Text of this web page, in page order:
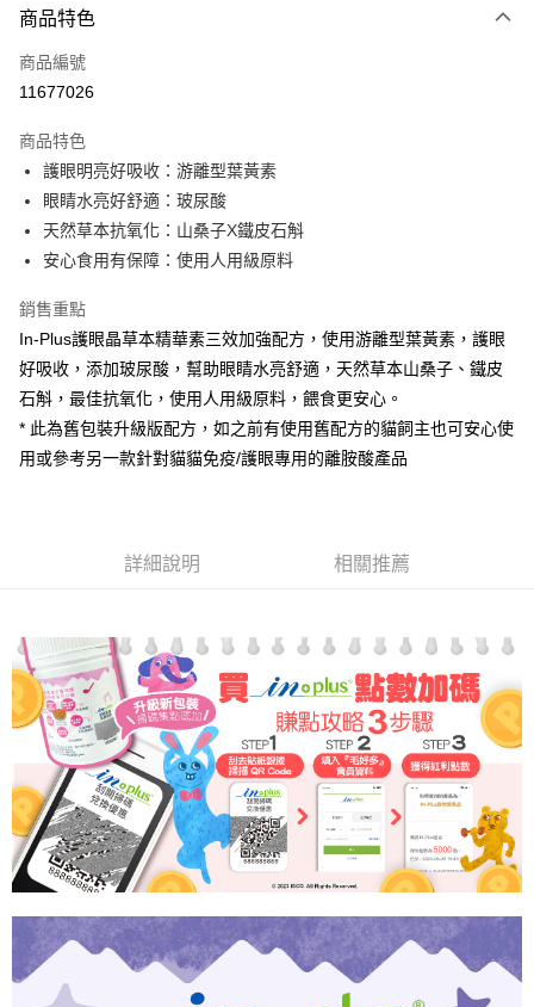
信用卡一次付款
信用卡分期付款
合作金庫商業銀行
華南商業銀行
上海商業儲蓄銀行
國泰世華商業銀行
兆豐國際商業銀行
臺灣中小企業銀行
台中商業銀行
聯邦商業銀行
元大商業銀行
永豐商業銀行
台新國際商業銀行
中國信託商業銀行
台灣樂天信用卡公司
超商取貨付款
LINE Pay
Apple Pay
悠遊付
Google Pay
全盈+PAY
大哥付你分期
2.付款方式選擇「大哥付你分期」，訂單成立後會自動跳轉到大哥付的交易
4.訂單成立30分鐘內，如未前往確認交易或遇審核未通過，訂單將自動取
消。如遇「轉專審核」未通過狀況，表示未達大哥付你分期系統評分，恕無
法說明評估內容。
【繳款方式說明】
1.分期款項不併入電信帳單，「大哥付你分期」於每月結算日後寄送繳費提
醒簡訊。
2.透過簡訊連結打開帳單後，可選擇「超商條碼／台灣大直營門市／銀行轉
帳／街口支付／iPASS MONEY」等通路繳費。
【注意事項】
1.本服務係由「台灣大哥大股份有限公司」（以下簡稱本公司）所提供，讓
用戶於交易時，得透過本服務購買商品或服務，並由商店將買賣／分期付款
2.基於同意付款使用「大哥付你分期」之契約關係目的，商店將以您的個人
資料（包含姓名、電話或地址）提供予台灣大哥大進項蒐集、處理及利用，
由本公司與您本人進行分期帳單所需資料之確認、核對及更正。
3.完整用戶服務條款，請詳閱以下連結：
https://oppay.tw/userRule
便利好安心！
１．簡單：不需註冊會員、不需綁卡、不需儲值。
２．便利：只要手機號碼，簡訊認證，即可結帳。
３．安心：先確認商品／服務後，再付款。
【「AFTEE先享後付」結帳流程】
１．於結帳方式選擇「AFTEE先享後付」後，將跳轉至「AFTEE先享後付」
結帳頁面，進行簡訊認證並確認金額後，即可完成結帳。
２．訂單成立數日內，您將收到繳費通知簡訊。
３．收到繳費通知簡訊後14天內，點擊此簡訊中的連結，可透過四大超商／
ATM／網路銀行／等多元方式進行付款，方視為交易完成。
※ 請注意：結帳手續完成當下不需立刻繳費，但若您需要取消訂單，請聯絡
後付繳納相關費用。
※ 交易是否成功請以「AFTEE先享後付 」之結帳頁面顯示為準，若有關於
是否繳費成功／繳費後需取消欲退款等相關疑問，請聯繫「AFTEE先享後付
客戶支援中心」
https://netprotections.freshdesk.com/support/home
貨到付款
運送方式
全家取貨付款
每筆NT$65，滿NT$1,000(含以上)免運費
付款後全家取貨
每筆NT$65，滿NT$1,000(含以上)免運費
每筆NT$65，滿NT$1,000(含以上)免運費
付款後7-11取貨
商品特色
商品編號
11677026
商品特色
護眼明亮好吸收：游離型葉黃素
眼睛水亮好舒適：玻尿酸
天然草本抗氧化：山桑子X鐵皮石斛
安心食用有保障：使用人用級原料
銷售重點
In-Plus護眼晶草本精華素三效加強配方，使用游離型葉黃素，護眼
好吸收，添加玻尿酸，幫助眼睛水亮舒適，天然草本山桑子、鐵皮
石斛，最佳抗氧化，使用人用級原料，餵食更安心。
* 此為舊包裝升級版配方，如之前有使用舊配方的貓飼主也可安心使
用或參考另一款針對貓貓免疫/護眼專用的離胺酸產品
詳細說明 相關推薦